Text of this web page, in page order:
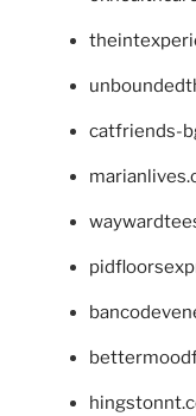
catfriends-